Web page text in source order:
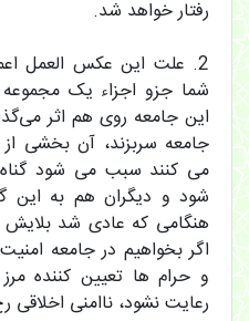
رفتار خواهد شد.
2. علت این عکس العمل
شما جزو اجزاء یک مجموعه
این جامعه روی هم اثر
جامعه سربزند، آن بخشی از
می کنند سبب می شود
شود و دیگران هم به این
هنگامی که عادی شد
اگر بخواهیم در جامعه
و حرام ها تعیین کننده
رعایت نشود، ناامنی